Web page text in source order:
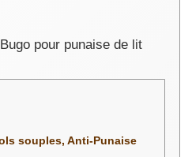
souples, Anti-Punaise